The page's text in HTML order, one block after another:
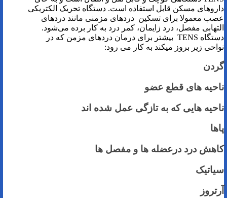
داروهای مسکن قابل استفاده است. دستگاه تحریک الکتریکی
عصب معمولا برای تسکین دردهای مزمنی مانند دردهای
التهابی مفصل، درد زایمان، کمر درد به کار برده می‌شود.
دستگاه TENS بیشتر برای درمان دردهای مزمن که در
نواحی زیر بروز میکند به کار می رود:
گردن
ناحیه های قطع عضو
ناحیه هایی که به تازگی عمل شده اند
پاها
کاهش درد درعضله ها و مفصل ها
سیاتیک
آرتروز